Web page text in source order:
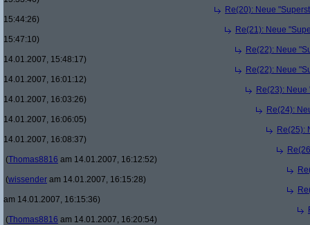
Re(20): Neue
15:44:26)
Re(21): Neue
15:47:10)
Re(22): Neue
14.01.2007, 15:48:17)
Re(22): Neue
14.01.2007, 16:01:12)
Re(23):
14.01.2007, 16:03:26)
Re(24):
14.01.2007, 16:06:05)
Re(25):
14.01.2007, 16:08:37)
(Thomas8816 am 14.01.2007, 16:12:52)
(wissender am 14.01.2007, 16:15:28)
am 14.01.2007, 16:15:36)
(Thomas8816 am 14.01.2007, 16:20:54)